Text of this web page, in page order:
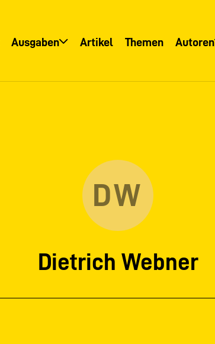
Ausgaben Artikel Themen Autoren
DW
Dietrich Webner